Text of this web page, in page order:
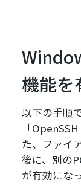
機能を
以下の手順
「
た、ファイ
後に、別の
が有効にな